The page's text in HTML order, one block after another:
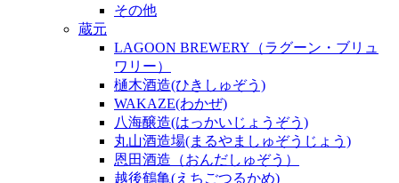
その他
蔵元
LAGOON BREWERY（ラグーン・ブリュ
ワリー）
樋木酒造(ひきしゅぞう)
WAKAZE(わかぜ)
八海醸造(はっかいじょうぞう)
丸山酒造場(まるやましゅぞうじょう)
恩田酒造（おんだしゅぞう）
越後鶴亀(えちごつるかめ)